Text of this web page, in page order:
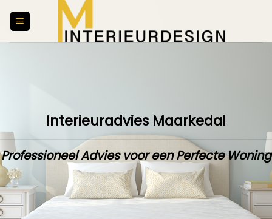
Interieuradvies Maarkedal
Professioneel Advies voor een Perfecte Woning